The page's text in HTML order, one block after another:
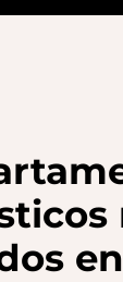
en